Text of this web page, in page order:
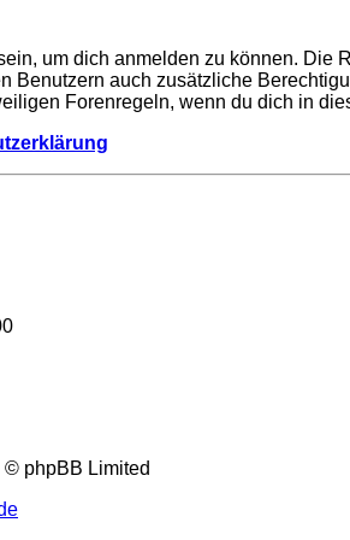
um dich anmelden zu können.
Benutzern auch zusätzliche
Forenregeln, wenn du dich in
phpBB Limited